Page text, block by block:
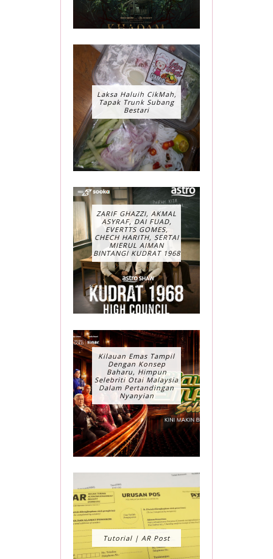
Laksa Haluih CikMah,
Tapak Trunk Subang
Bestari
ZARIF GHAZZI, AKMAL
ASYRAF, DAI FUAD,
EVERTTS GOMES,
CHECH HARITH, SERTAI
MIERUL AIMAN
BINTANGI KUDRAT 1968
Kilauan Emas Tampil
Dengan Konsep
Baharu, Himpun
Selebriti Otai Malaysia
Dalam Pertandingan
Nyanyian
Tutorial | AR Post